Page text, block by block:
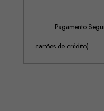
Pagamento
cartões de crédito)